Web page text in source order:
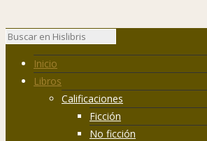
Inicio
Libros
Calificaciones
Ficción
No ficción